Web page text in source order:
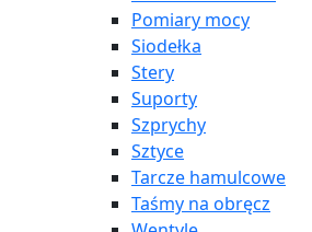
Pomiary mocy
Siodełka
Stery
Suporty
Szprychy
Sztyce
Tarcze hamulcowe
Taśmy na obręcz